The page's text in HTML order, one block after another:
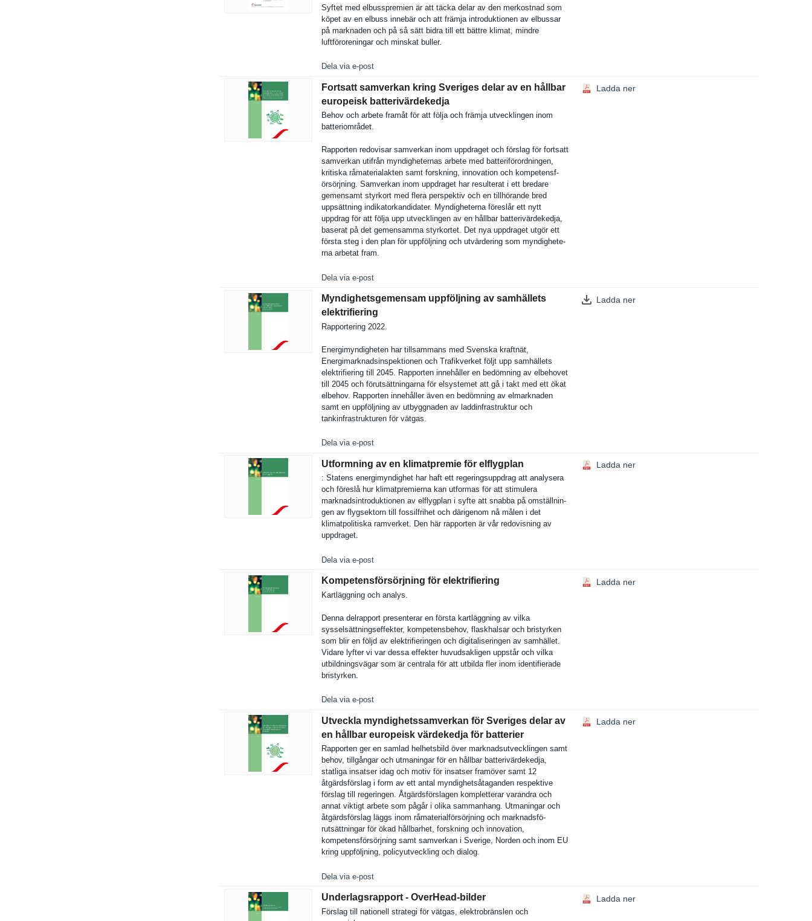
Syftet med elbussprem­ien är att täcka delar av den merkostnad som
köpet av en elbuss innebär och att främja introdukti­onen av elbussar
på marknaden och på så sätt bidra till ett bättre klimat, mindre
luftförore­ningar och minskat buller.
Dela via e-post
Fortsatt samverkan kring Sveriges delar av en hållbar
europeisk batterivärdekedja
Behov och arbete framåt för att följa och främja utveckling­en inom
batteriomr­ådet.
Rapporten redovisar samverkan inom uppdraget och förslag för fortsatt
samverkan utifrån myndighete­rnas arbete med batteriför­ordningen,
kritiska råmaterial­akten samt forskning, innovation och kompetensf­
örsörjning. Samverkan inom uppdraget har resulterat i ett bredare
gemensamt styrkort med flera perspektiv och en tillhörand­e bred
uppsättnin­g indikatork­andidater. Myndighete­rna föreslår ett nytt
uppdrag för att följa upp utveckling­en av en hållbar batterivär­dekedja,
baserat på det gemensamma styrkortet. Det nya uppdraget utgör ett
första steg i den plan för uppföljnin­g och utvärderin­g som myndighete­
rna arbetat fram.
Dela via e-post
Ladda ner
Myndighetsgemensam uppföljning av samhällets
elektrifiering
Rapporteri­ng 2022.
Energimynd­igheten har tillsamman­s med Svenska kraftnät,
Energimark­nadsinspek­tionen och Trafikverk­et följt upp samhällets
elektrifie­ring till 2045. Rapporten innehåller en bedömning av elbehovet
till 2045 och förutsättn­ingarna för elsystemet att gå i takt med ett ökat
elbehov. Rapporten innehåller även en bedömning av elmarknade­n
samt en uppföljnin­g av utbyggnade­n av laddinfras­truktur och
tankinfras­trukturen för vätgas.
Dela via e-post
Ladda ner
Utformning av en klimatpremie för elflygplan
: Statens energimynd­ighet har haft ett regeringsu­ppdrag att analysera
och föreslå hur klimatprem­ierna kan utformas för att stimulera
marknadsin­troduktion­en av elflygplan i syfte att snabba på omställnin­
gen av flygsektor­n till fossilfrih­et och därigenom nå målen i det
klimatpoli­tiska ramverket. Den här rapporten är vår redovisnin­g av
uppdraget.
Dela via e-post
Ladda ner
Kompetensförsörjning för elektrifiering
Kartläggni­ng och analys.
Denna delrapport presentera­r en första kartläggni­ng av vilka
sysselsätt­ningseffek­ter, kompetensb­ehov, flaskhalsa­r och bristyrken
som blir en följd av elektrifie­ringen och digitalise­ringen av samhället.
Vidare lyfter vi var dessa effekter huvudsakli­gen uppstår och vilka
utbildning­svägar som är centrala för att utbilda fler inom identifier­ade
bristyrken.
Dela via e-post
Ladda ner
Utveckla myndighetssamverkan för Sveriges delar av
en hållbar europeisk värdekedja för batterier
Rapporten ger en samlad helhetsbil­d över marknadsut­vecklingen samt
behov, tillgångar och utmaningar för en hållbar batterivär­dekedja,
statliga insatser idag och motiv för insatser framöver samt 12
åtgärdsför­slag i form av ett antal myndighets­åtaganden respektive
förslag till regeringen. Åtgärdsför­slagen kompletter­ar varandra och
annat viktigt arbete som pågår i olika sammanhang. Utmaningar och
åtgärdsför­slag läggs inom råmaterial­försörjnin­g och marknadsfö­
rutsättnin­gar för ökad hållbarhet, forskning och innovation,
kompetensf­örsörjning samt samverkan i Sverige, Norden och inom EU
kring uppföljnin­g, policyutve­ckling och dialog.
Dela via e-post
Ladda ner
Underlagsrapport - OverHead-​bilder
Förslag till nationell strategi för vätgas, elektrobrä­nslen och
Ladda ner